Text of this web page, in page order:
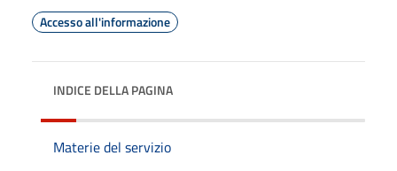
Accesso all'informazione
INDICE DELLA PAGINA
Materie del servizio